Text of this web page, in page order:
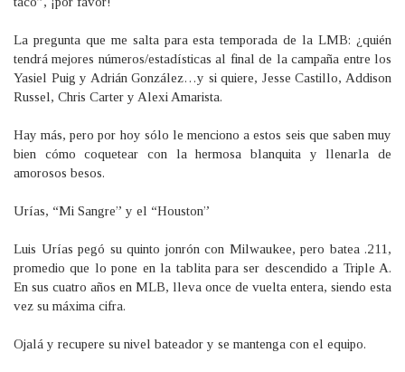
La pregunta que me salta para esta temporada de la LMB: ¿quién
tendrá mejores números/estadísticas al final de la campaña entre los
Yasiel Puig y Adrián González…y si quiere, Jesse Castillo, Addison
Russel, Chris Carter y Alexi Amarista.
Hay más, pero por hoy sólo le menciono a estos seis que saben muy
bien cómo coquetear con la hermosa blanquita y llenarla de
amorosos besos.
Urías, “Mi Sangre” y el “Houston”
Luis Urías pegó su quinto jonrón con Milwaukee, pero batea .211,
promedio que lo pone en la tablita para ser descendido a Triple A.
En sus cuatro años en MLB, lleva once de vuelta entera, siendo esta
vez su máxima cifra.
Ojalá y recupere su nivel bateador y se mantenga con el equipo.